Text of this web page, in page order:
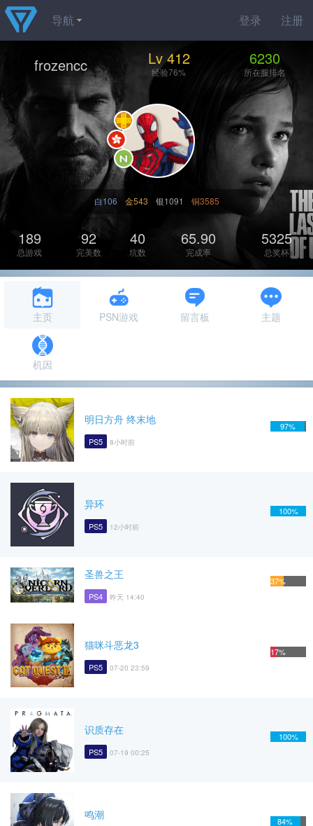
登录 注册
导航
frozencc Lv 412
经验76%
6230
所在服排名
白106 金543 银1091 铜3585
189
总游戏
92
完美数
40
坑数
65.90
完成率
5325
总奖杯
主页 PSN游戏 留言板 主题
机因
明日方舟 终末地
PS5 8小时前
97%
异环
PS5 12小时前
100%
圣兽之王
PS4 昨天 14:40
37%
猫咪斗恶龙3
PS5 07-20 23:59
17%
识质存在
PS5 07-19 00:25
100%
鸣潮 84%